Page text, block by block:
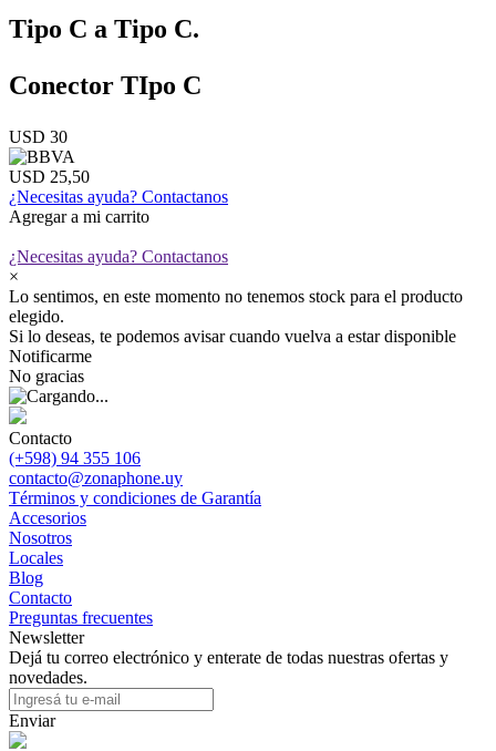
Tipo C a Tipo C.
Conector TIpo C
USD 30
USD 25,50
¿Necesitas ayuda? Contactanos
Agregar a mi carrito
¿Necesitas ayuda? Contactanos
×
Lo sentimos, en este momento no tenemos stock para el producto
elegido.
Si lo deseas, te podemos avisar cuando vuelva a estar disponible
Notificarme
No gracias
Contacto
(+598) 94 355 106
contacto@zonaphone.uy
Términos y condiciones de Garantía
Accesorios
Nosotros
Locales
Blog
Contacto
Preguntas frecuentes
Newsletter
Dejá tu correo electrónico y enterate de todas nuestras ofertas y
novedades.
Enviar